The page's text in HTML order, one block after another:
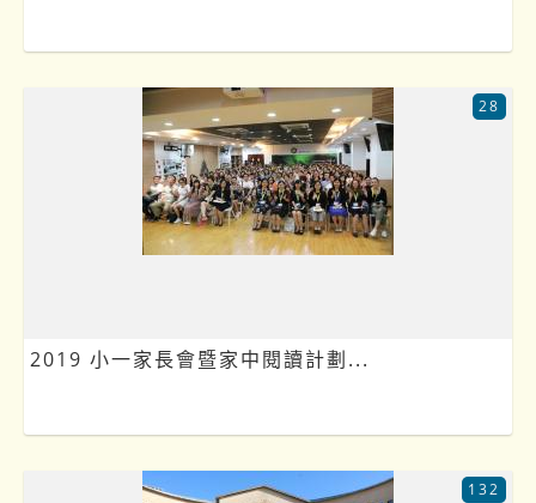
2019 小一家長會暨家中閱讀計劃...
28
132